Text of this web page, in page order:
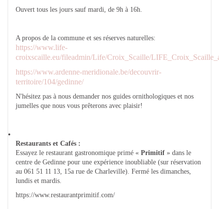
Ouvert tous les jours sauf mardi, de 9h à 16h.
A propos de la commune et ses réserves naturelles:
https://www.life-
croixscaille.eu/fileadmin/Life/Croix_Scaille/
https://www.ardenne-meridionale.be/decouvrir-
territoire/104/gedinne/
N'hésitez pas à nous demander nos guides ornithologiques et nos
jumelles que nous vous prêterons avec plaisir!
Restaurants et Cafés :
Essayez le restaurant gastronomique primé « Primitif » dans le
centre de Gedinne pour une expérience inoubliable (sur réservation
au 061 51 11 13, 15a rue de Charleville). Fermé les dimanches,
lundis et mardis.
https://www.restaurantprimitif.com/